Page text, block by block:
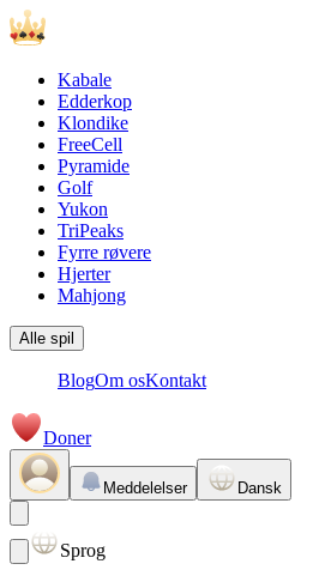
Kabale
Edderkop
Klondike
FreeCell
Pyramide
Golf
Yukon
TriPeaks
Fyrre røvere
Hjerter
Mahjong
Alle spil
BlogOm osKontakt
Doner
Meddelelser Dansk
Sprog